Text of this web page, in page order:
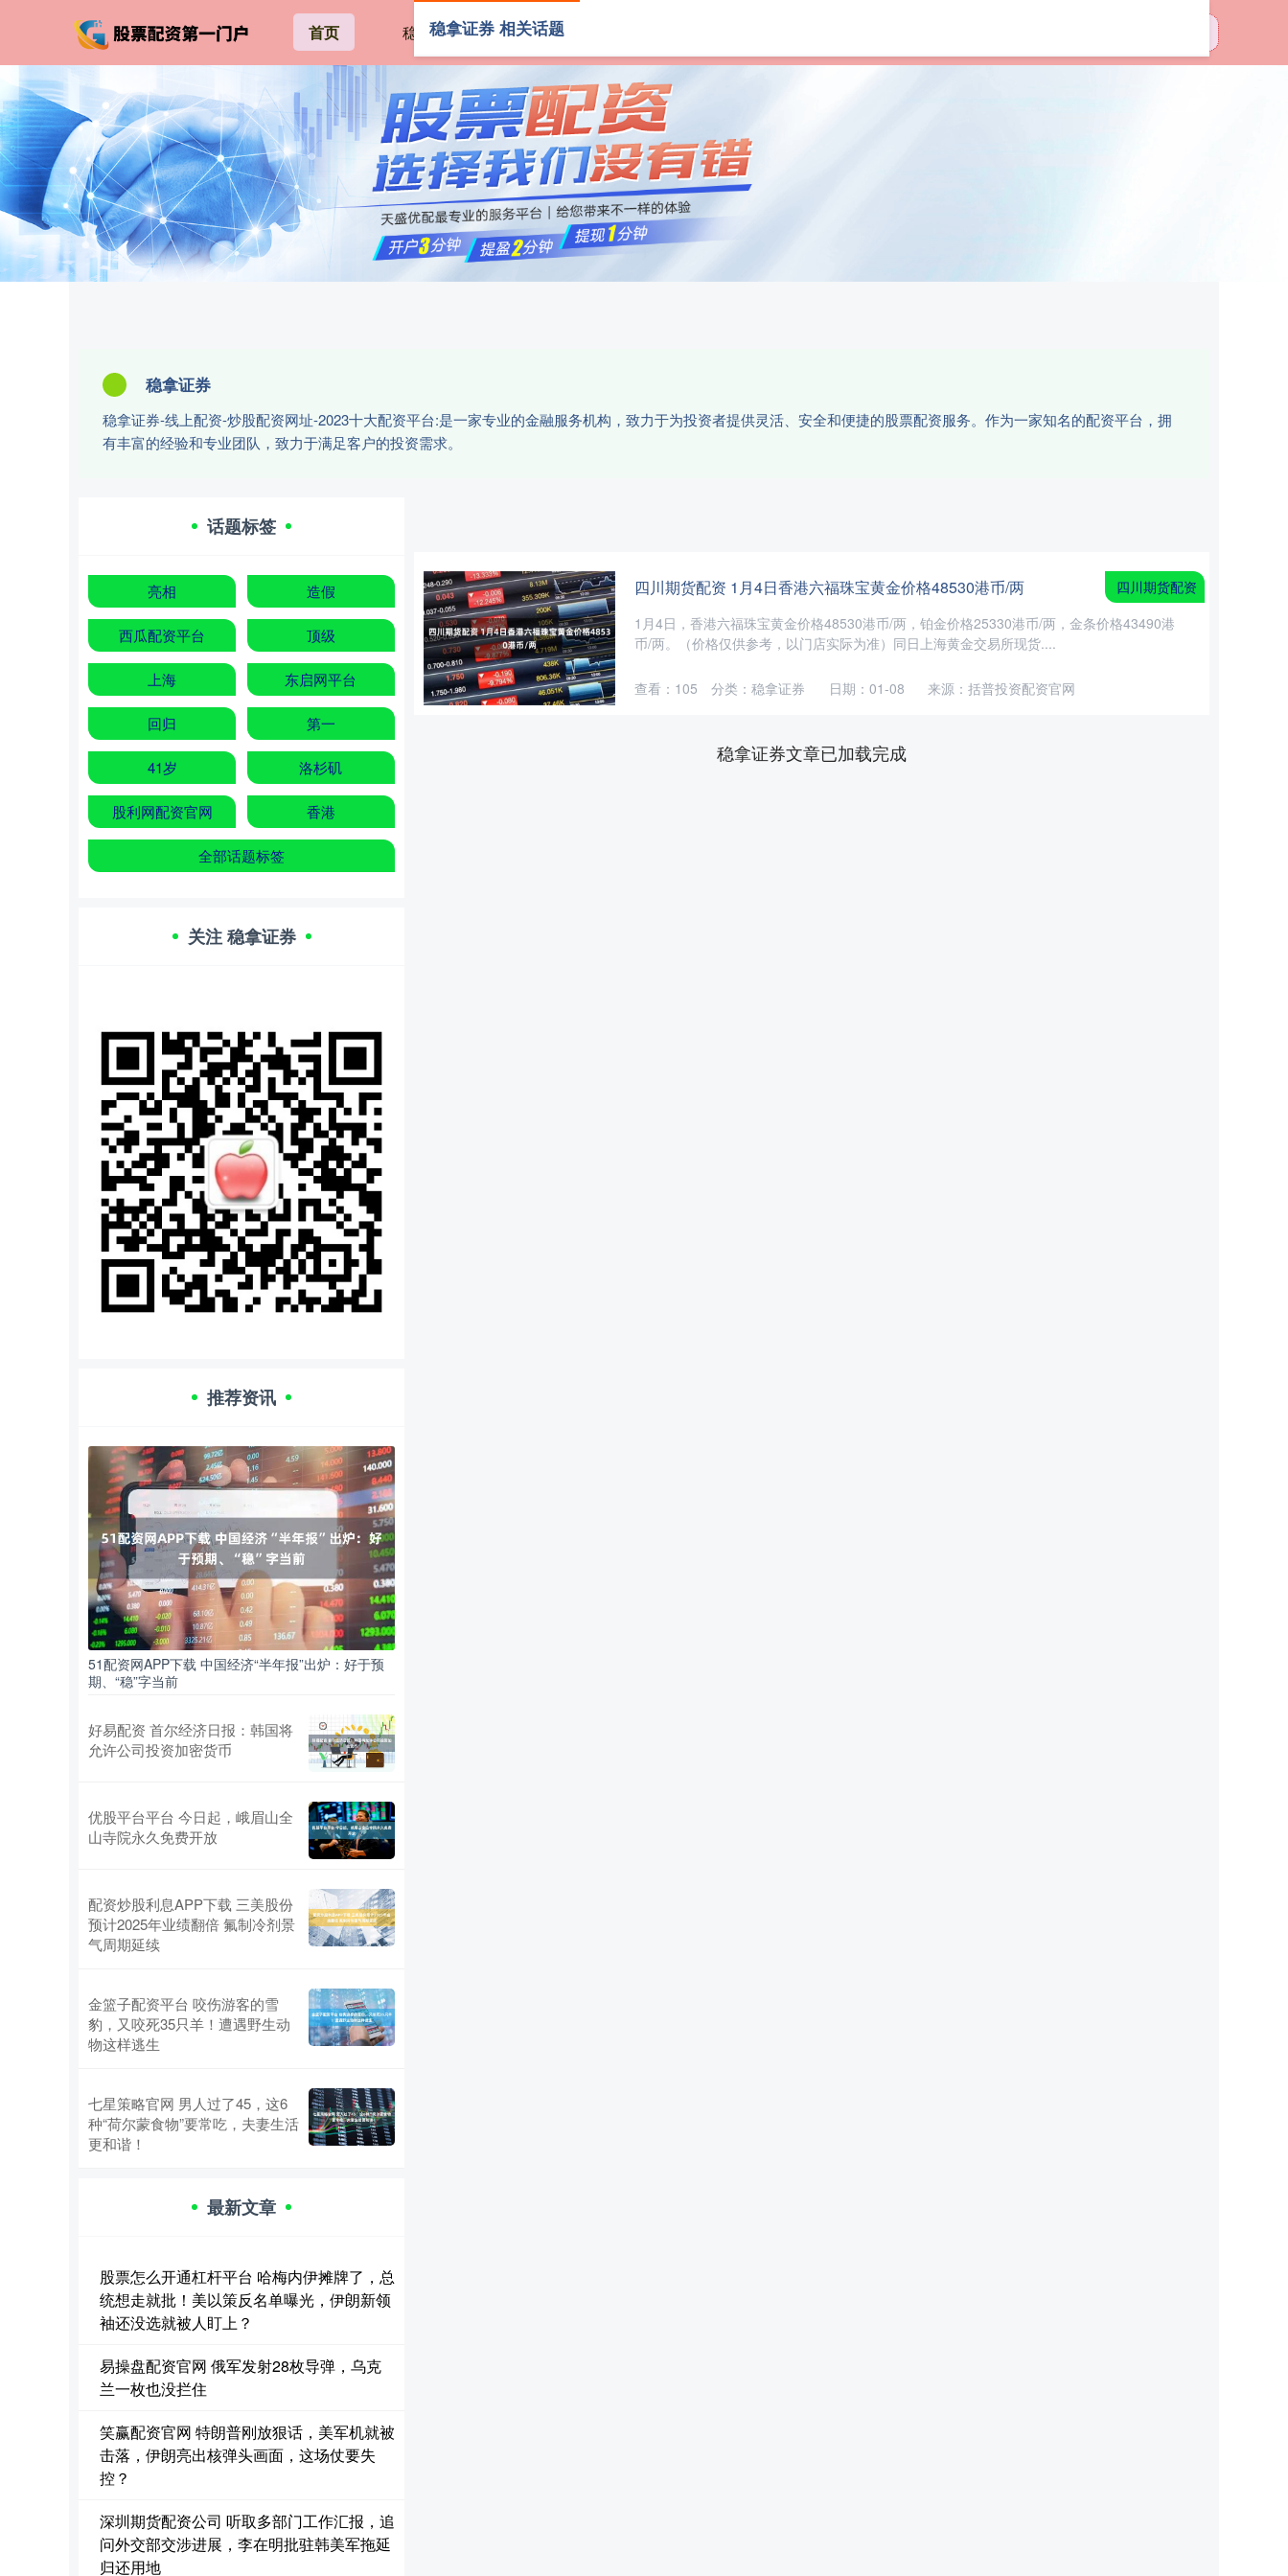
首页 稳拿证券 线上配资
稳拿证券
稳拿证券-线上配资-炒股配资网址-2023十大配资平台:是一家专业的金融服务机构，致力于为投资者提供灵活、安全和便捷的股票配资服务。作为一家知名的配资平台，拥
有丰富的经验和专业团队，致力于满足客户的投资需求。
稳拿证券 相关话题
四川期货配资 1月4日香港六福珠宝黄金价格48530港币/两
1月4日，香港六福珠宝黄金价格48530港币/两，铂金价格25330港币/两，金条价格43490港
币/两。（价格仅供参考，以门店实际为准）同日上海黄金交易所现货....
四川期货配资
日期：01-08 来源：括普投资配资官网
查看： 105 分类： 稳拿证券
稳拿证券文章已加载完成
话题标签
亮相 造假
西瓜配资平台 顶级
上海 东启网平台
回归 第一
41岁 洛杉矶
股利网配资官网 香港
全部话题标签
关注 稳拿证券
推荐资讯
51配资网APP下载 中国经济“半年报”出炉：好于预
期、“稳”字当前
好易配资 首尔经济日报：韩国将
允许公司投资加密货币
优股平台平台 今日起，峨眉山全
山寺院永久免费开放
配资炒股利息APP下载 三美股份
预计2025年业绩翻倍 氟制冷剂景
气周期延续
金篮子配资平台 咬伤游客的雪
豹，又咬死35只羊！遭遇野生动
物这样逃生
七星策略官网 男人过了45，这6
种“荷尔蒙食物”要常吃，夫妻生活
更和谐！
最新文章
股票怎么开通杠杆平台 哈梅内伊摊牌了，总
统想走就批！美以策反名单曝光，伊朗新领
袖还没选就被人盯上？
易操盘配资官网 俄军发射28枚导弹，乌克
兰一枚也没拦住
笑赢配资官网 特朗普刚放狠话，美军机就被
击落，伊朗亮出核弹头画面，这场仗要失
控？
深圳期货配资公司 听取多部门工作汇报，追
问外交部交涉进展，李在明批驻韩美军拖延
归还用地